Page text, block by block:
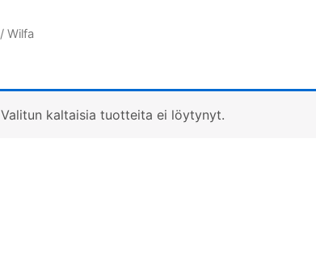
/ Wilfa
Valitun kaltaisia tuotteita ei löytynyt.